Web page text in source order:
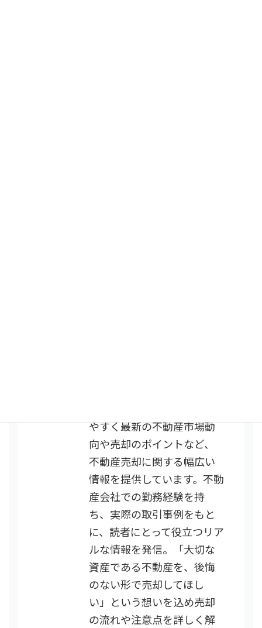
やすく最新の不動産市場動
向や売却のポイントなど、
不動産売却に関する幅広い
情報を提供しています。不動
産会社での勤務経験を持
ち、実際の取引事例をもと
に、読者にとって役立つリア
ルな情報を発信。「大切な
資産である不動産を、後悔
のない形で売却してほし
い」という想いを込め売却
の流れや注意点を詳しく解